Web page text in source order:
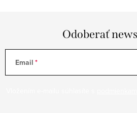
Odoberať
Email